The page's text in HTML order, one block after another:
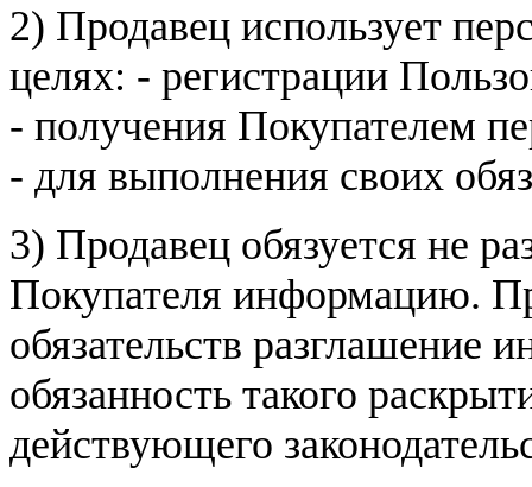
2) Продавец использует
целях: - регистрации
- получения Покупателем
- для выполнения своих
3) Продавец обязуется не
Покупателя информацию.
обязательств разглашение
обязанность такого
действующего